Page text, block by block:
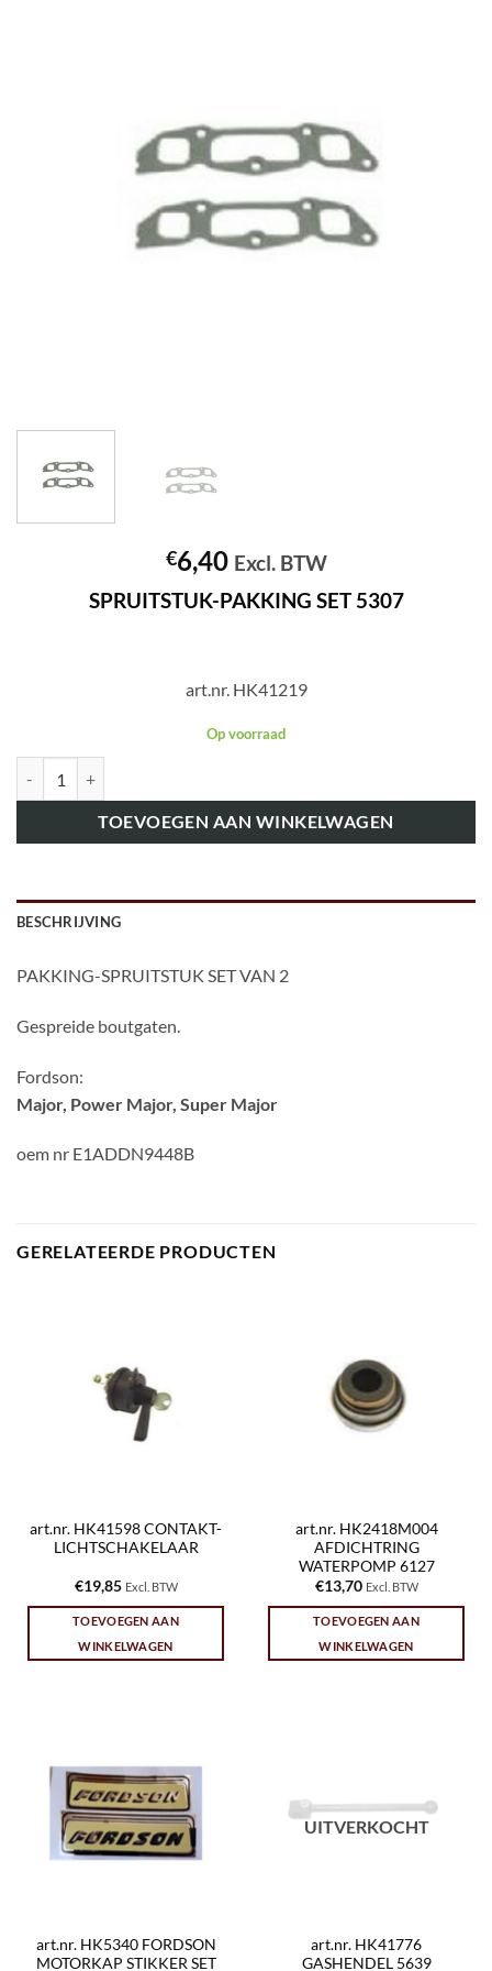
€6,40 Excl. BTW
SPRUITSTUK-PAKKING SET 5307
art.nr. HK41219
Op voorraad
TOEVOEGEN AAN WINKELWAGEN
BESCHRIJVING
PAKKING-SPRUITSTUK SET VAN 2
Gespreide boutgaten.
Fordson:
Major, Power Major, Super Major
oem nr E1ADDN9448B
GERELATEERDE PRODUCTEN
art.nr. HK41598 CONTAKT-
LICHTSCHAKELAAR
€19,85 Excl. BTW
TOEVOEGEN AAN
WINKELWAGEN
art.nr. HK2418M004
AFDICHTRING
WATERPOMP 6127
€13,70 Excl. BTW
TOEVOEGEN AAN
WINKELWAGEN
art.nr. HK5340 FORDSON
MOTORKAP STIKKER SET
UITVERKOCHT
art.nr. HK41776
GASHENDEL 5639